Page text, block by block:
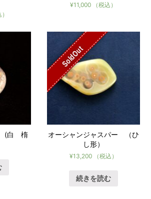
¥11,000 （税込）
(白 楕
オーシャンジャスパー （ひ
し形）
¥13,200 （税込）
SoldOut
続きを読む